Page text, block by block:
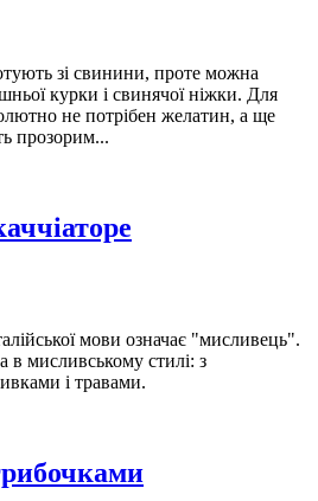
зі свинини, проте можна
курки і свинячої ніжки. Для
не потрібен желатин, а ще
прозорим...
мови означає "мисливець".
в мисливському стилі: з
і травами.